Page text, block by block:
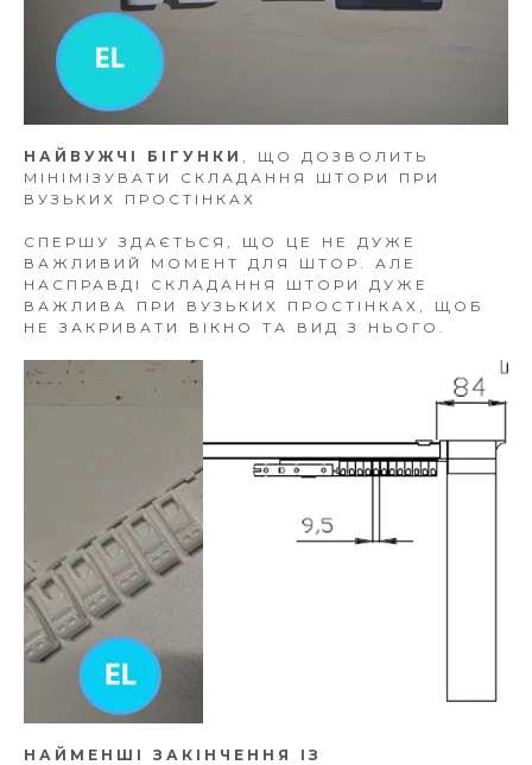
НАЙВУЖЧІ БІГУНКИ
, ЩО ДОЗВОЛИТЬ
МІНІМІЗУВАТИ СКЛАДАННЯ ШТОРИ ПРИ
ВУЗЬКИХ ПРОСТІНКАХ
СПЕРШУ ЗДАЄТЬСЯ, ЩО ЦЕ НЕ ДУЖЕ
ВАЖЛИВИЙ МОМЕНТ ДЛЯ ШТОР. АЛЕ
НАСПРАВДІ СКЛАДАННЯ ШТОРИ ДУЖЕ
ВАЖЛИВА ПРИ ВУЗЬКИХ ПРОСТІНКАХ, ЩОБ
НЕ ЗАКРИВАТИ ВІКНО ТА ВИД З НЬОГО.
НАЙМЕНШІ ЗАКІНЧЕННЯ ІЗ